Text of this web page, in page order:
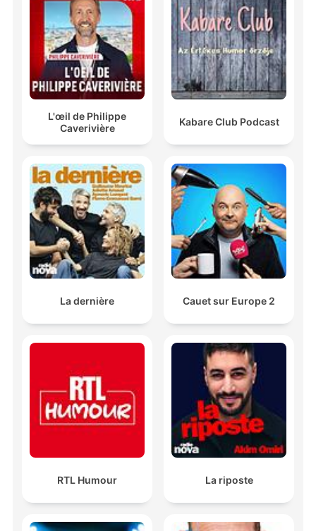
L'œil de Philippe
Caverivière
Kabare Club Podcast
La dernière Cauet sur Europe 2
RTL Humour La riposte